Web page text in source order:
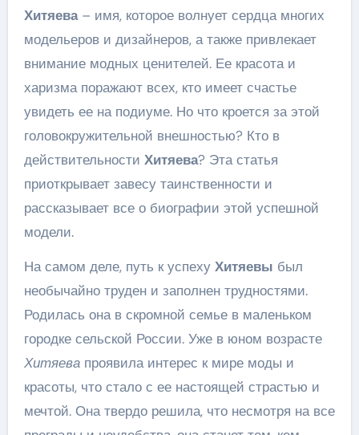
Хитяева– имя, которое волнует сердца многих
модельеров и дизайнеров, а также привлекает
внимание модных ценителей. Ее красота и
харизма поражают всех, кто имеет счастье
увидеть ее на подиуме. Но что кроется за этой
головокружительной внешностью? Кто в
действительности Хитяева? Эта статья
приоткрывает завесу таинственности и
рассказывает все о биографии этой успешной
модели.
На самом деле, путь к успеху Хитяевы был
необычайно труден и заполнен трудностями.
Родилась она в скромной семье в маленьком
городке сельской России. Уже в юном возрасте
Хитяевапроявила интерес к мире моды и
красоты, что стало с ее настоящей страстью и
мечтой. Она твердо решила, что несмотря на все